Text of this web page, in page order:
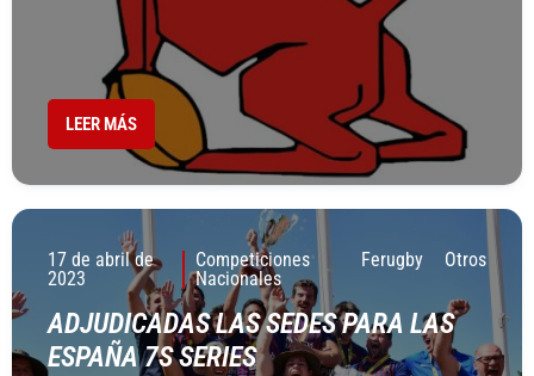
LEER MÁS
17 de abril de
2023
Competiciones
Nacionales
Ferugby Otros
ADJUDICADAS LAS SEDES PARA LAS
ESPAÑA 7S SERIES